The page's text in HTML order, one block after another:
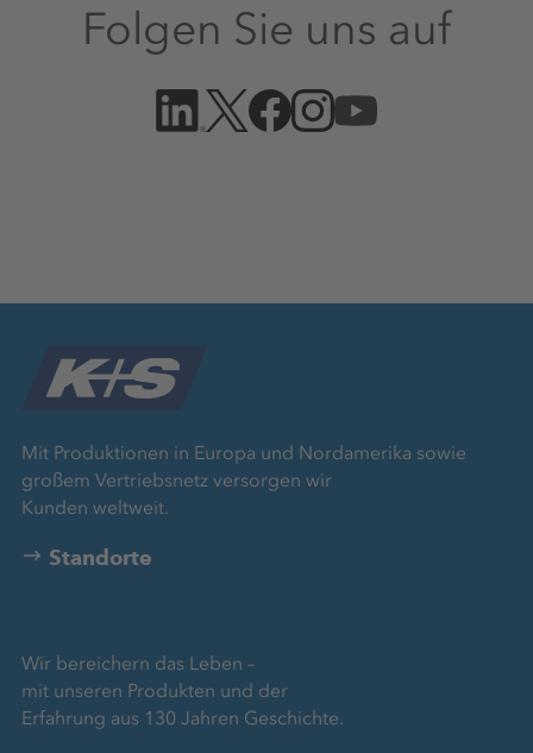
Folgen Sie uns auf
Mit Produktionen in Europa und Nordamerika sowie
großem Vertriebsnetz versorgen wir
Kunden weltweit.
Standorte
Wir bereichern das Leben –
mit unseren Produkten und der
Erfahrung aus 130 Jahren Geschichte.